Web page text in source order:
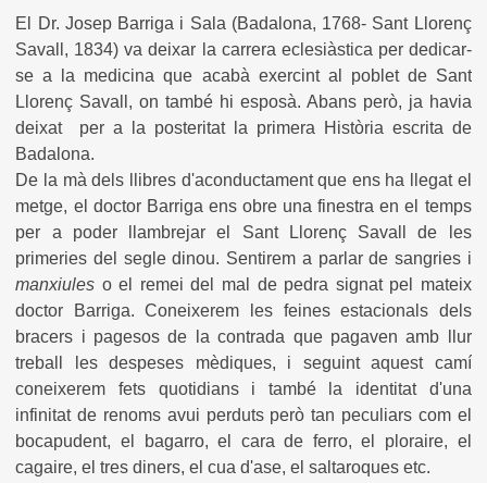
El Dr. Josep Barriga i Sala (Badalona, 1768- Sant Llorenç
Savall, 1834) va deixar la carrera eclesiàstica per dedicar-
se a la medicina que acabà exercint al poblet de Sant
Llorenç Savall, on també hi esposà. Abans però, ja havia
deixat per a la posteritat la primera Història escrita de
Badalona.
De la mà dels llibres d'aconductament que ens ha llegat el
metge, el doctor Barriga ens obre una finestra en el temps
per a poder llambrejar el Sant Llorenç Savall de les
primeries del segle dinou. Sentirem a parlar de sangries i
manxiules o el remei del mal de pedra signat pel mateix
doctor Barriga. Coneixerem les feines estacionals dels
bracers i pagesos de la contrada que pagaven amb llur
treball les despeses mèdiques, i seguint aquest camí
coneixerem fets quotidians i també la identitat d'una
infinitat de renoms avui perduts però tan peculiars com el
bocapudent, el bagarro, el cara de ferro, el ploraire, el
cagaire, el tres diners, el cua d'ase, el saltaroques etc.